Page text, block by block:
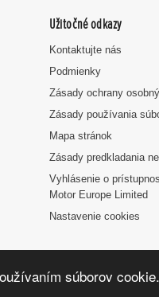
súborov
Užitočné odkazy
Kontaktujte nás
Podmienky
Zásady ochrany
Zásady používania
Mapa stránok
Zásady predkladania
Vyhlásenie o
Motor Europe Limited
Nastavenie cookies